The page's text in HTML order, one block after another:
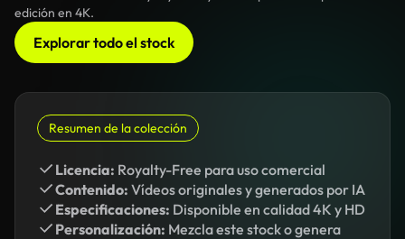
edición en 4K.
Explorar todo el stock
Resumen de la colección
Licencia: Royalty-Free para uso comercial
Contenido: Vídeos originales y generados por IA
Especificaciones: Disponible en calidad 4K y HD
Personalización: Mezcla este stock o genera